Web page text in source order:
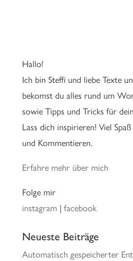
Hallo!
Ich bin Steffi und liebe Texte
bekomst du alles rund um
sowie Tipps und Tricks für
Lass dich inspirieren! Viel
und Kommentieren.
Erfahre mehr über mich
Folge mir
instagram | facebook
Neueste Beiträge
Automatisch gespeicherter